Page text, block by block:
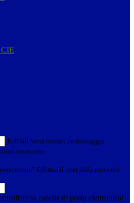
E-mail Verrà inviato un messaggio
necessarie.
utente? Effettua il reset della password
la casella di posta elettronica!